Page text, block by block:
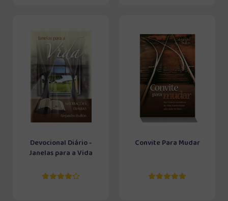
Devocional Diário -
Janelas para a Vida
Convite Para Mudar